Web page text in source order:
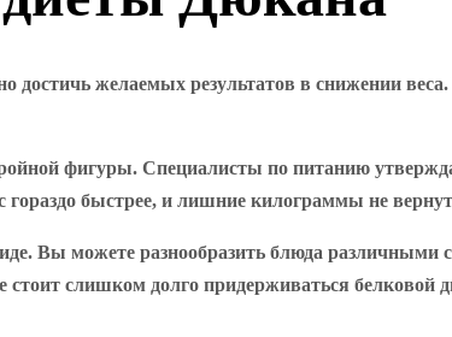
желаемых результатов в снижении
фигуры. Специалисты по питанию
гораздо быстрее, и лишние килограммы не
Вы можете разнообразить блюда различными
слишком долго придерживаться белковой